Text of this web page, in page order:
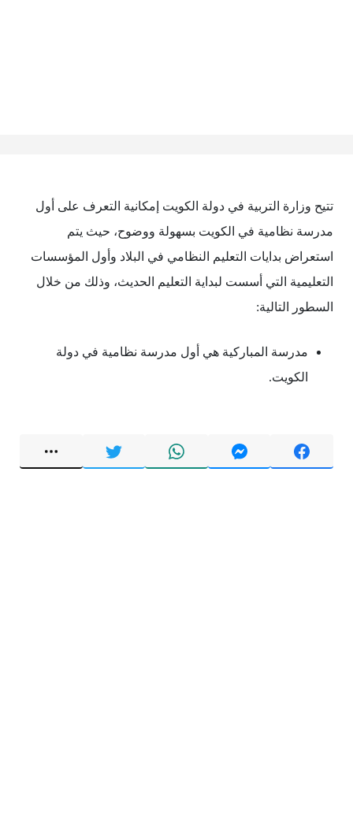
تتيح وزارة التربية في دولة الكويت إمكانية التعرف على أول
مدرسة نظامية في الكويت بسهولة ووضوح، حيث يتم
استعراض بدايات التعليم النظامي في البلاد وأول المؤسسات
التعليمية التي أسست لبداية التعليم الحديث، وذلك من خلال
السطور التالية:
مدرسة المباركية هي أول مدرسة نظامية في دولة
الكويت.